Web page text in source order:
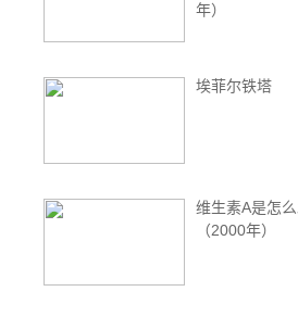
年）
埃菲尔铁塔
维生素A是怎
（2000年）